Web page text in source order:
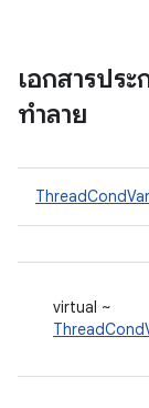
เอกสารปร
ทำลาย
ThreadCondVar
virtual ~